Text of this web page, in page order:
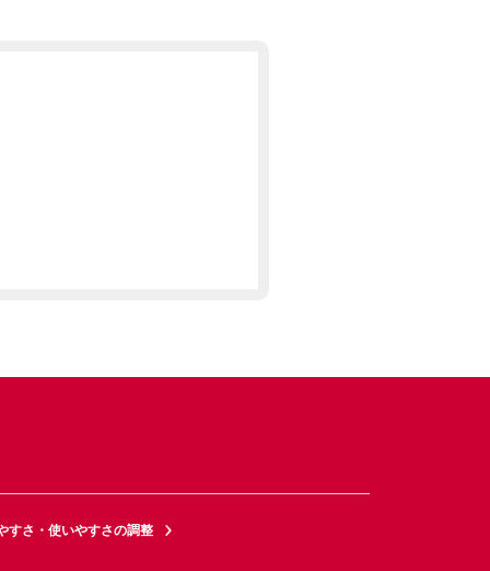
すさ・使いやすさの調整